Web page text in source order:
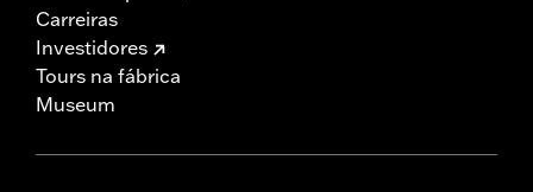
Carreiras
Investidores
Tours na fábrica
Museum